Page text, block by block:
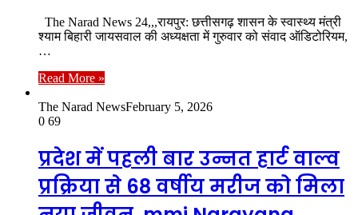
The Narad News 24,,,रायपुर: छत्तीसगढ़ शासन के स्वास्थ्य मंत्री
श्याम बिहारी जायसवाल की अध्यक्षता में गुरुवार को संवाद ऑडिटोरियम,
…
Read More »
The Narad NewsFebruary 5, 2026
0 69
प्रदेश में पहली बार उन्नत हार्ट वाल्व
प्रक्रिया से 68 वर्षीय मरीज को मिला